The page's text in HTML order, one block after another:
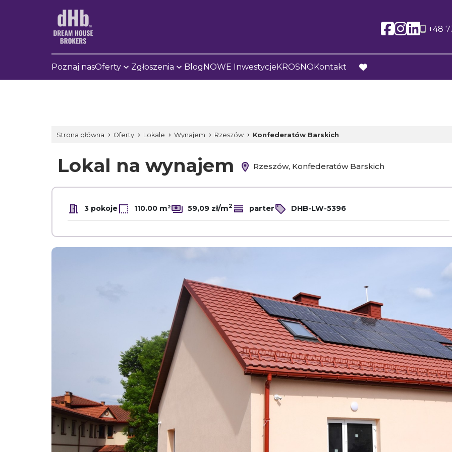
Social
+48
Poznaj nasOferty Zgłoszenia BlogNOWE InwestycjeKROSNOKontakt
favorite
Strona główna Oferty Lokale Wynajem Rzeszów Konfederatów Barskich
Lokal na wynajem Rzeszów, Konfederatów Barskich
3 pokoje 110.00 m² 59,09 zł/m2 parter DHB-LW-5396